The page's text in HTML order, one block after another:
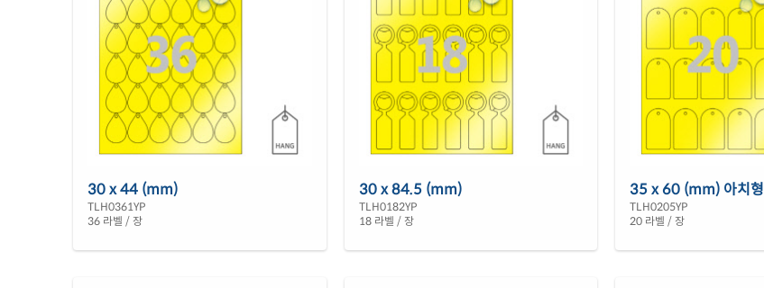
30 x 44 (mm)
TLH0361YP
36 라벨 / 장
30 x 84.5 (mm)
TLH0182YP
18 라벨 / 장
35 x 60 (mm) 아치형
TLH0205YP
20 라벨 / 장